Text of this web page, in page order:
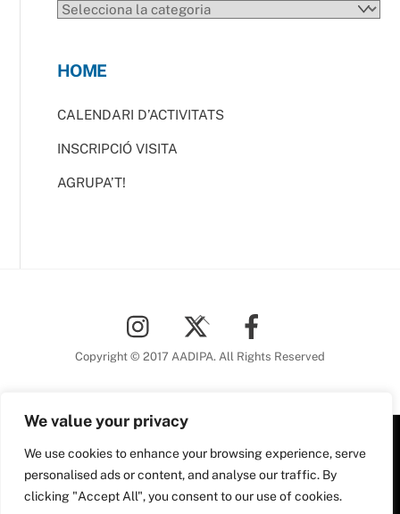
We value your privacy
We use cookies to enhance your browsing experience, serve
personalised ads or content, and analyse our traffic. By
clicking "Accept All", you consent to our use of cookies.
CATEGORIES
HOME
CALENDARI D’ACTIVITATS
INSCRIPCIÓ VISITA
AGRUPA’T!
To
Top
Copyright © 2017 AADIPA. All Rights Reserved
Plaça Nova, 5 6a planta
08002 Barcelona
Tel. 93 306 78 28